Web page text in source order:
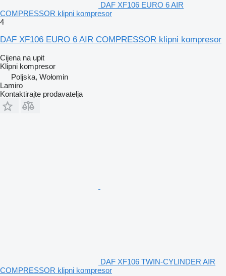
DAF XF106 EURO 6 AIR
COMPRESSOR klipni kompresor
4
DAF XF106 EURO 6 AIR COMPRESSOR klipni kompresor
Cijena na upit
Klipni kompresor
Poljska, Wołomin
Lamiro
Kontaktirajte prodavatelja
DAF XF106 TWIN-CYLINDER AIR
COMPRESSOR klipni kompresor